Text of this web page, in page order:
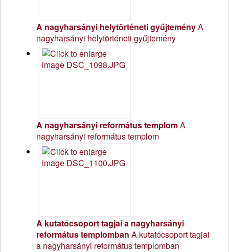
A nagyharsányi helytörténeti gyűjteményA
nagyharsányi helytörténeti gyűjtemény
A nagyharsányi református templomA
nagyharsányi református templom
A kutatócsoport tagjai a nagyharsányi
református templomban A kutatócsoport tagjai
a nagyharsányi református templomban